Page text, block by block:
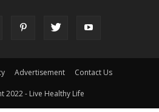
Advertisement Contact Us
2022 - Live Healthy Life